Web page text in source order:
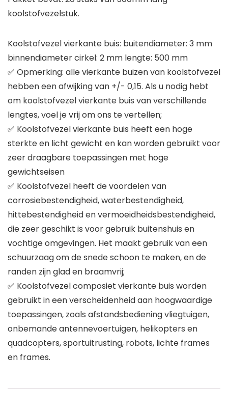
koolstofvezelstuk.
Koolstofvezel vierkante buis: buitendiameter: 3 mm
binnendiameter cirkel: 2 mm lengte: 500 mm
✅ Opmerking: alle vierkante buizen van koolstofvezel
hebben een afwijking van +/- 0,15. Als u nodig hebt
om koolstofvezel vierkante buis van verschillende
lengtes, voel je vrij om ons te vertellen;
✅ Koolstofvezel vierkante buis heeft een hoge
sterkte en licht gewicht en kan worden gebruikt voor
zeer draagbare toepassingen met hoge
gewichtseisen
✅ Koolstofvezel heeft de voordelen van
corrosiebestendigheid, waterbestendigheid,
hittebestendigheid en vermoeidheidsbestendigheid,
die zeer geschikt is voor gebruik buitenshuis en
vochtige omgevingen. Het maakt gebruik van een
schuurzaag om de snede schoon te maken, en de
randen zijn glad en braamvrij;
✅ Koolstofvezel composiet vierkante buis worden
gebruikt in een verscheidenheid aan hoogwaardige
toepassingen, zoals afstandsbediening vliegtuigen,
onbemande antennevoertuigen, helikopters en
quadcopters, sportuitrusting, robots, lichte frames
en frames.